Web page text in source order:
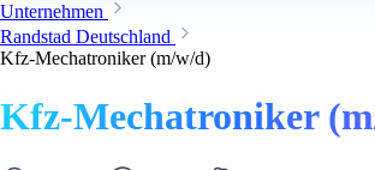
Unternehmen
Randstad Deutschland
Kfz-Mechatroniker (m/w/d)
Kfz-Mechatroniker